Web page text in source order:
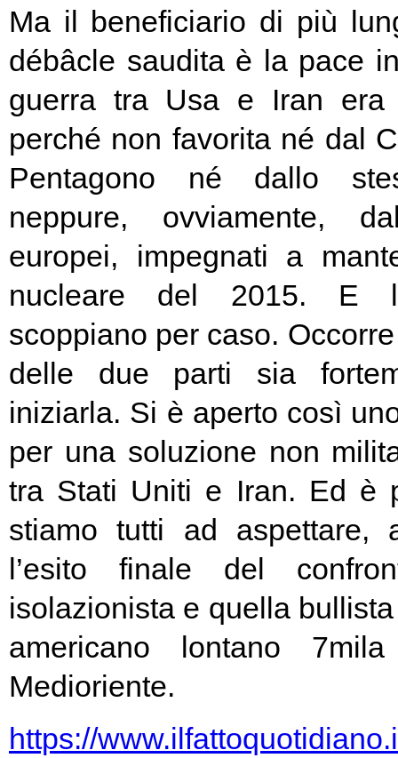
Ma il beneficiario di più
débâcle saudita è la pace
guerra tra Usa e Iran era
perché non favorita né dal
Pentagono né dallo
neppure, ovviamente,
europei, impegnati a
nucleare del 2015. E
scoppiano per caso.
delle due parti sia
iniziarla. Si è aperto così
per una soluzione non
tra Stati Uniti e Iran. Ed è
stiamo tutti ad aspettare,
l’esito finale del
isolazionista e quella
americano lontano
Medioriente.
https://